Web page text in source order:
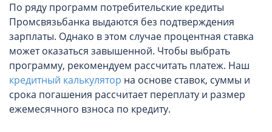
По ряду программ потребительские кредиты
Промсвязьбанка выдаются без подтверждения
зарплаты. Однако в этом случае процентная ставка
может оказаться завышенной. Чтобы выбрать
программу, рекомендуем рассчитать платеж. Наш
кредитный калькулятор на основе ставок, суммы и
срока погашения рассчитает переплату и размер
ежемесячного взноса по кредиту.